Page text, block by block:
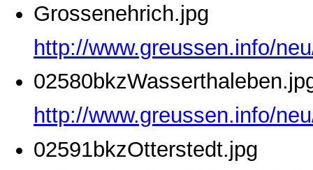
Grossenehrich.jpg
http://www.greussen.info/
http://www.greussen.info/
02591bkzOtterstedt.jpg